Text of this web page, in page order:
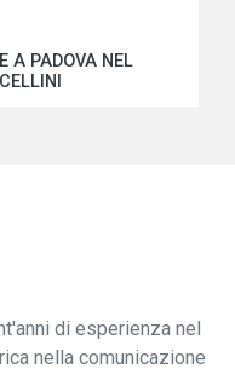
A PADOVA NEL
di esperienza nel
nella comunicazione